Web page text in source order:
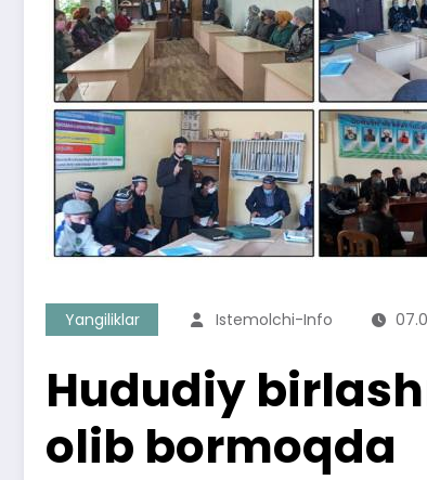
Yangiliklar Istemolchi-Info
Hududiy
olib bormoqda